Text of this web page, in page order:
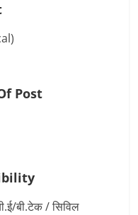
Post
बी.टेक / सिविल